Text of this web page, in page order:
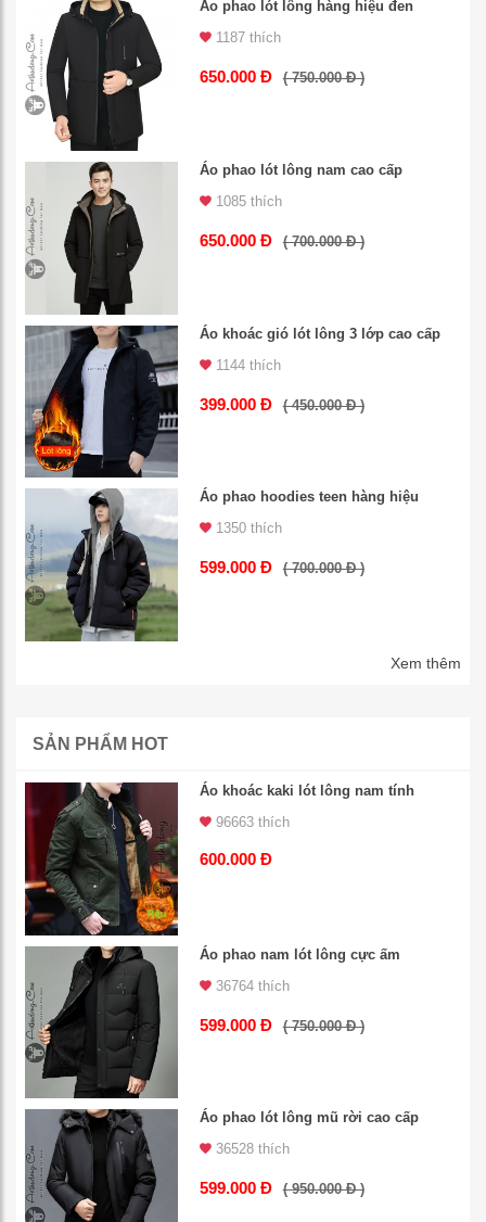
Áo phao lót lông hàng hiệu đen
1187 thích
650.000 Đ ( 750.000 Đ )
Áo phao lót lông nam cao cấp
1085 thích
650.000 Đ ( 700.000 Đ )
Áo khoác gió lót lông 3 lớp cao cấp
1144 thích
399.000 Đ ( 450.000 Đ )
Áo phao hoodies teen hàng hiệu
1350 thích
599.000 Đ ( 700.000 Đ )
Xem thêm
SẢN PHẨM HOT
Áo khoác kaki lót lông nam tính
96663 thích
600.000 Đ
Áo phao nam lót lông cực ấm
36764 thích
599.000 Đ ( 750.000 Đ )
Áo phao lót lông mũ rời cao cấp
36528 thích
599.000 Đ ( 950.000 Đ )